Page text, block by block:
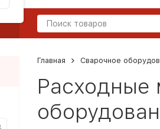
Главная Сварочное
Расходные